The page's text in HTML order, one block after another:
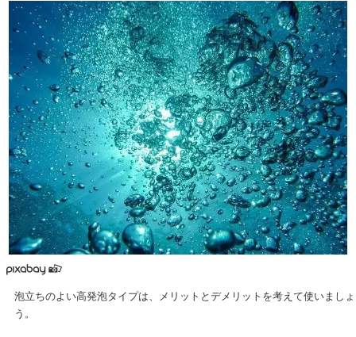
泡立ちのよい高発泡タイプは、メリットとデメリットを考えて使いましょ
う。